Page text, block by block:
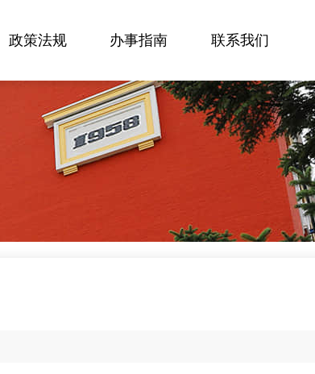
政策法规 办事指南 联系我们